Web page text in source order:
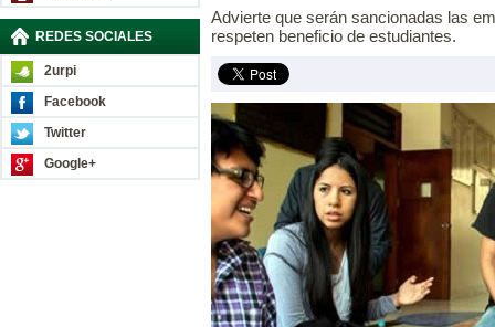
REDES SOCIALES
2urpi
Facebook
Twitter
Google+
Advierte que serán sancionadas las
respeten beneficio de estudiantes.